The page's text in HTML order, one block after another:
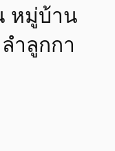
หมู่บ้าน
ำลูกกา